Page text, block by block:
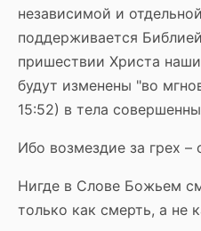
независимой и
поддерживается
пришествии Христа
будут изменены "во
15:52) в тела
Ибо возмездие за грех
Нигде в Слове Божьем
только как смерть, а не